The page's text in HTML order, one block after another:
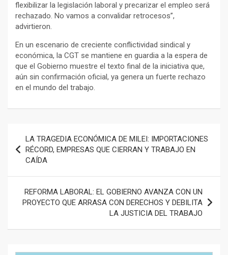
flexibilizar la legislación laboral y precarizar el empleo será
rechazado. No vamos a convalidar retrocesos”,
advirtieron.
En un escenario de creciente conflictividad sindical y
económica, la CGT se mantiene en guardia a la espera de
que el Gobierno muestre el texto final de la iniciativa que,
aún sin confirmación oficial, ya genera un fuerte rechazo
en el mundo del trabajo.
de
entradas
LA TRAGEDIA ECONÓMICA DE MILEI: IMPORTACIONES
RÉCORD, EMPRESAS QUE CIERRAN Y TRABAJO EN
CAÍDA
REFORMA LABORAL: EL GOBIERNO AVANZA CON UN
PROYECTO QUE ARRASA CON DERECHOS Y DEBILITA
LA JUSTICIA DEL TRABAJO